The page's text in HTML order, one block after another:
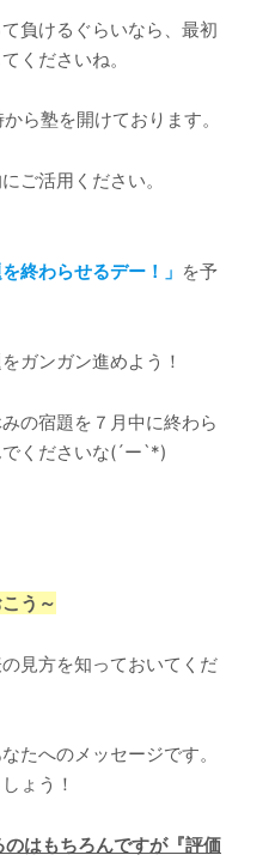
負けるぐらいなら、最初
くださいね。
ら塾を開けております。
ご活用ください。
を終わらせるデー！」 を予
ガンガン進めよう！
の宿題を７月中に終わら
くださいな(´ー`*)
う～
見方を知っておいてくだ
たへのメッセージです。
ょう！
はもちろんですが『評価